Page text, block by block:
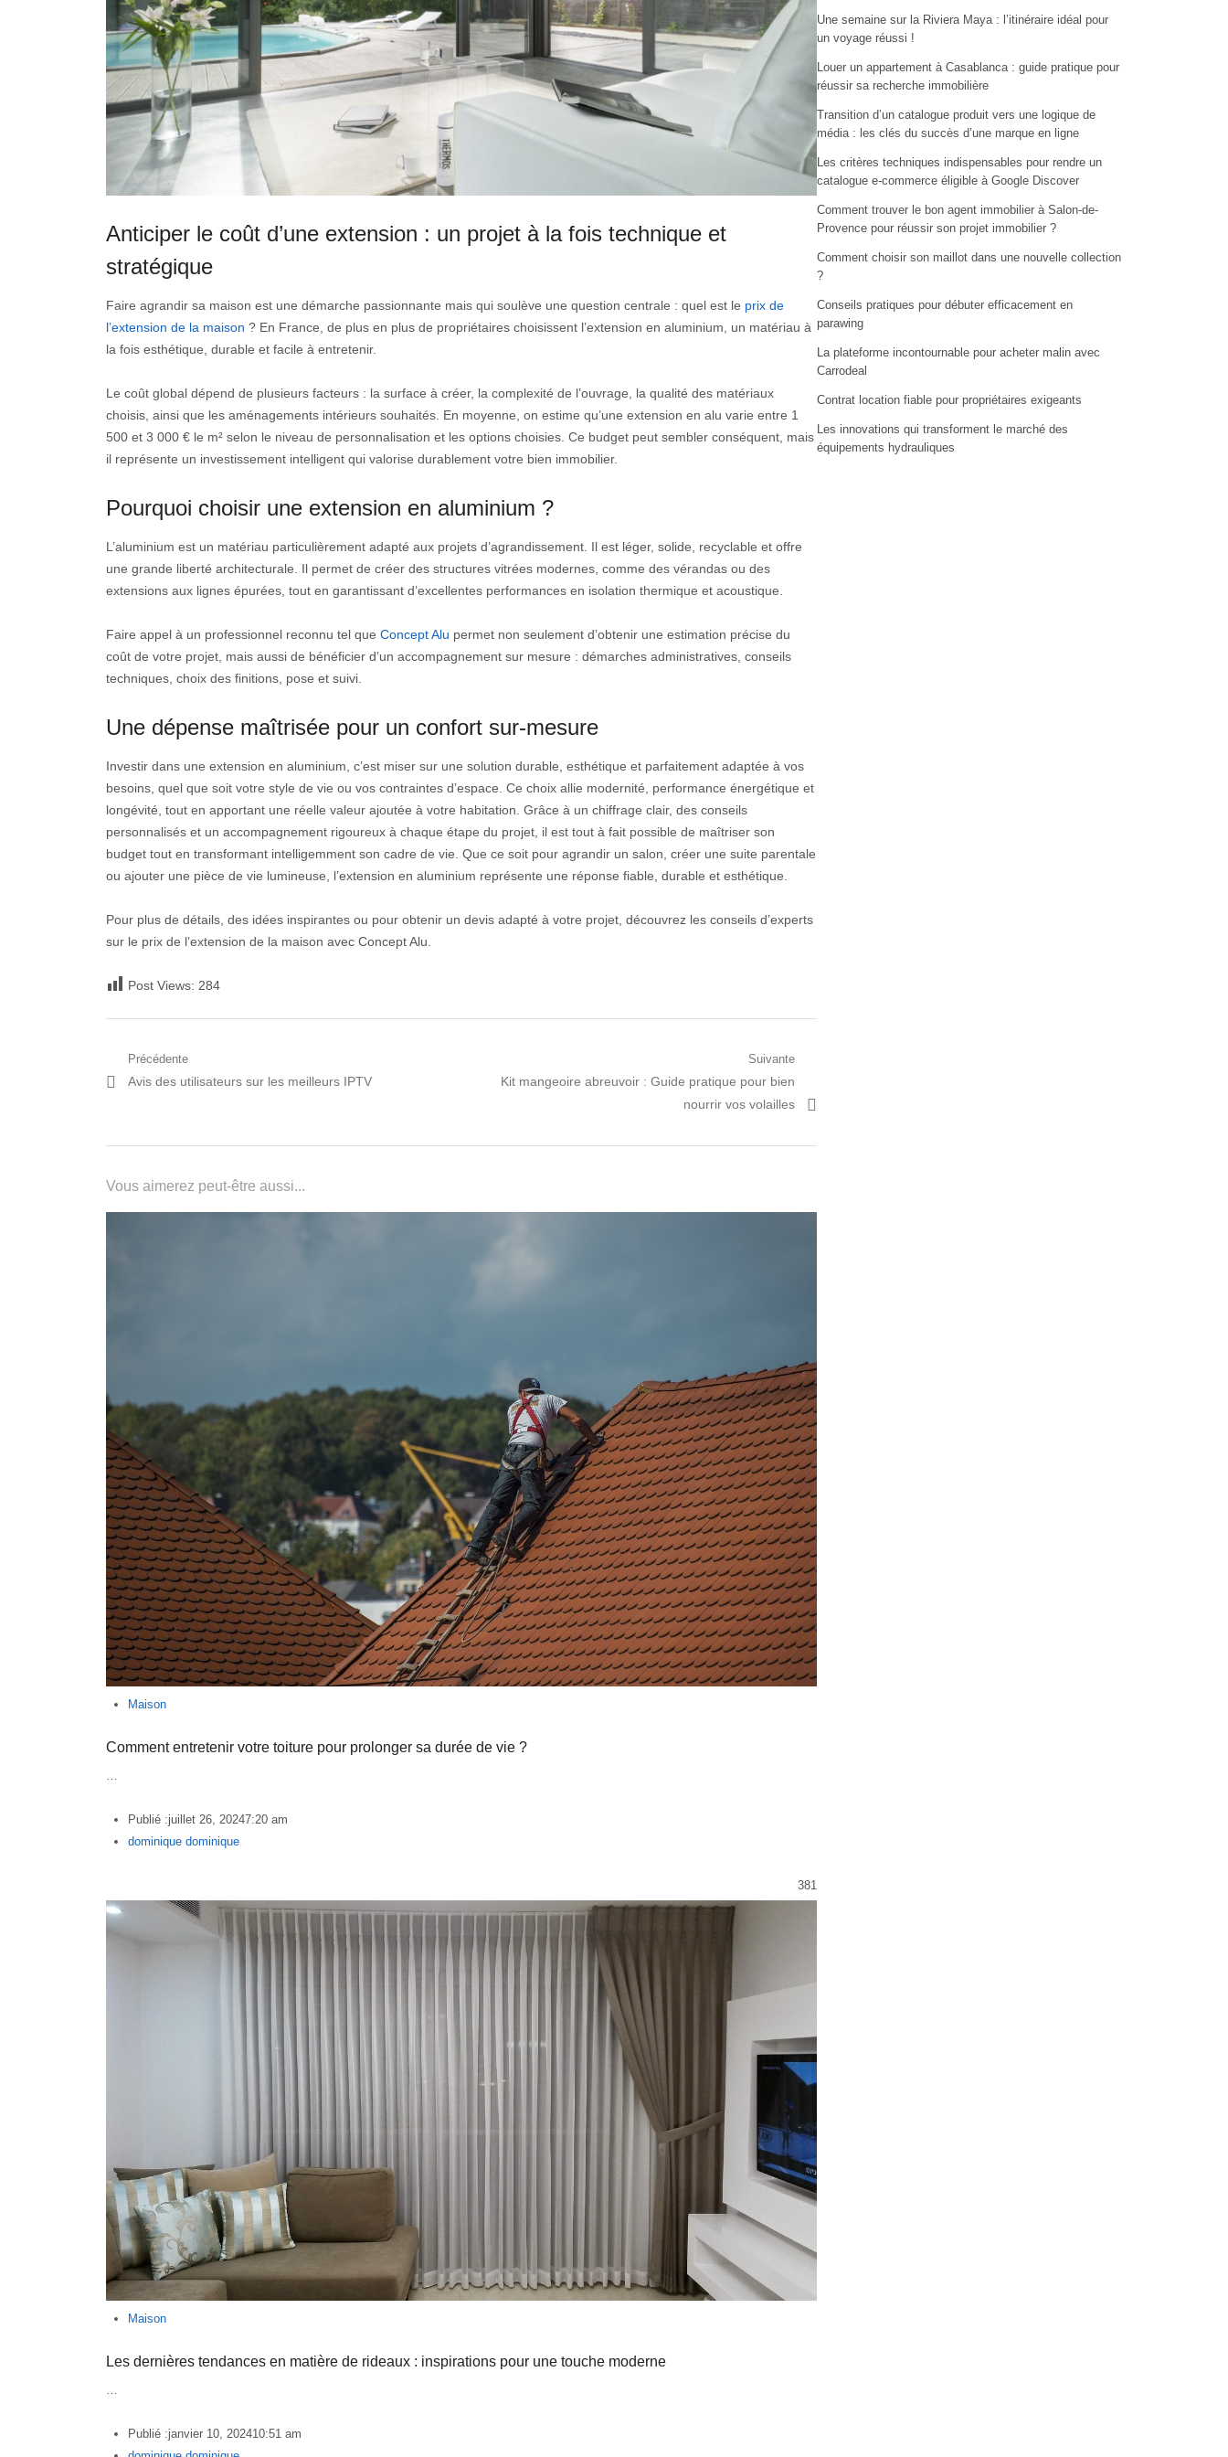
Anticiper le coût d’une extension : un projet à la fois technique et
stratégique
Faire agrandir sa maison est une démarche passionnante mais qui soulève une question centrale : quel est le prix de
l’extension de la maison ? En France, de plus en plus de propriétaires choisissent l’extension en aluminium, un matériau à
la fois esthétique, durable et facile à entretenir.
Le coût global dépend de plusieurs facteurs : la surface à créer, la complexité de l’ouvrage, la qualité des matériaux
choisis, ainsi que les aménagements intérieurs souhaités. En moyenne, on estime qu’une extension en alu varie entre 1
500 et 3 000 € le m² selon le niveau de personnalisation et les options choisies. Ce budget peut sembler conséquent, mais
il représente un investissement intelligent qui valorise durablement votre bien immobilier.
Pourquoi choisir une extension en aluminium ?
L’aluminium est un matériau particulièrement adapté aux projets d’agrandissement. Il est léger, solide, recyclable et offre
une grande liberté architecturale. Il permet de créer des structures vitrées modernes, comme des vérandas ou des
extensions aux lignes épurées, tout en garantissant d’excellentes performances en isolation thermique et acoustique.
Faire appel à un professionnel reconnu tel que Concept Alu permet non seulement d’obtenir une estimation précise du
coût de votre projet, mais aussi de bénéficier d’un accompagnement sur mesure : démarches administratives, conseils
techniques, choix des finitions, pose et suivi.
Une dépense maîtrisée pour un confort sur-mesure
Investir dans une extension en aluminium, c’est miser sur une solution durable, esthétique et parfaitement adaptée à vos
besoins, quel que soit votre style de vie ou vos contraintes d’espace. Ce choix allie modernité, performance énergétique et
longévité, tout en apportant une réelle valeur ajoutée à votre habitation. Grâce à un chiffrage clair, des conseils
personnalisés et un accompagnement rigoureux à chaque étape du projet, il est tout à fait possible de maîtriser son
budget tout en transformant intelligemment son cadre de vie. Que ce soit pour agrandir un salon, créer une suite parentale
ou ajouter une pièce de vie lumineuse, l’extension en aluminium représente une réponse fiable, durable et esthétique.
Pour plus de détails, des idées inspirantes ou pour obtenir un devis adapté à votre projet, découvrez les conseils d’experts
sur le prix de l’extension de la maison avec Concept Alu.
Post Views: 284
Navigation
de
Précédente
Post
Avis des utilisateurs sur les meilleurs IPTV
Suivante
Prochain
Kit mangeoire abreuvoir : Guide pratique pour bien
nourrir vos volailles
Vous aimerez peut-être aussi...
Maison
Comment entretenir votre toiture pour prolonger sa durée de vie ?
Publié :juillet 26, 20247:20 am
Author
dominique dominique
381
Maison
Les dernières tendances en matière de rideaux : inspirations pour une touche moderne
Publié :janvier 10, 202410:51 am
Une semaine sur la Riviera Maya : l’itinéraire idéal pour
un voyage réussi !
Louer un appartement à Casablanca : guide pratique pour
réussir sa recherche immobilière
Transition d’un catalogue produit vers une logique de
média : les clés du succès d’une marque en ligne
Les critères techniques indispensables pour rendre un
catalogue e-commerce éligible à Google Discover
Comment trouver le bon agent immobilier à Salon-de-
Provence pour réussir son projet immobilier ?
Comment choisir son maillot dans une nouvelle collection
?
Conseils pratiques pour débuter efficacement en
parawing
La plateforme incontournable pour acheter malin avec
Carrodeal
Contrat location fiable pour propriétaires exigeants
Les innovations qui transforment le marché des
équipements hydrauliques